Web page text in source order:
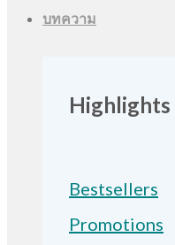
บทความ
Highlights
Bestsellers
Promotions